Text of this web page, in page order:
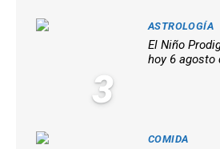
3
ASTROLOGÍA
El Niño
hoy 6 agosto
COMIDA